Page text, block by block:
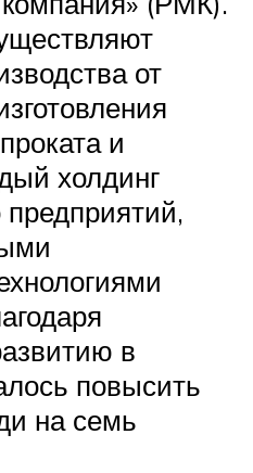
от
и
холдинг
предприятий,
в
повысить
на семь